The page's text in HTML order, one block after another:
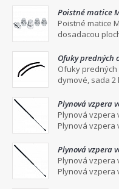
Poistné matice
dosadacou
Poistné matice
dosadacou
Ofuky predných
dymové, sada 2
Ofuky predných
dymové, sada
Plynová vzpera
Plynová vzpera
Plynová vzpera
Plynová vzpera
Plynová vzpera
Plynová vzpera